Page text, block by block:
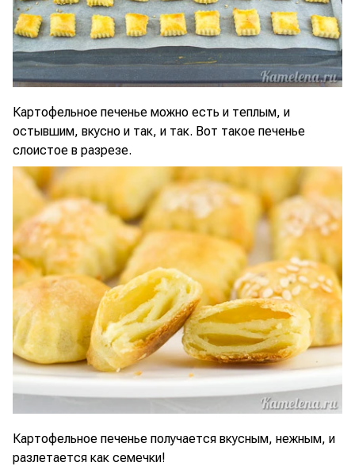
Картофельное печенье можно есть и теплым, и
остывшим, вкусно и так, и так. Вот такое печенье
слоистое в разрезе.
Картофельное печенье получается вкусным, нежным, и
разлетается как семечки!